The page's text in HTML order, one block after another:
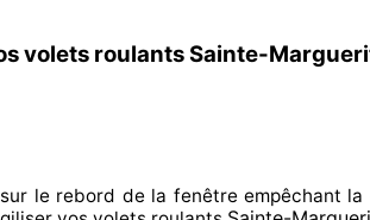
volets roulants Sainte-
le rebord de la fenêtre empêchant la